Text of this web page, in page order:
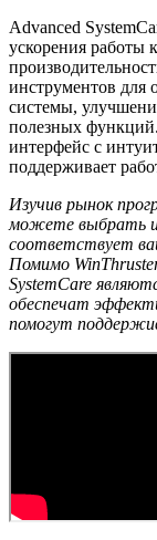
Advanced
ускорения работы
инструментов для
системы,
полезных
интерфейс с
поддерживает
Изучив рынок
можете выбрать
соответствует
Помимо
SystemCare
обеспечат
помогут